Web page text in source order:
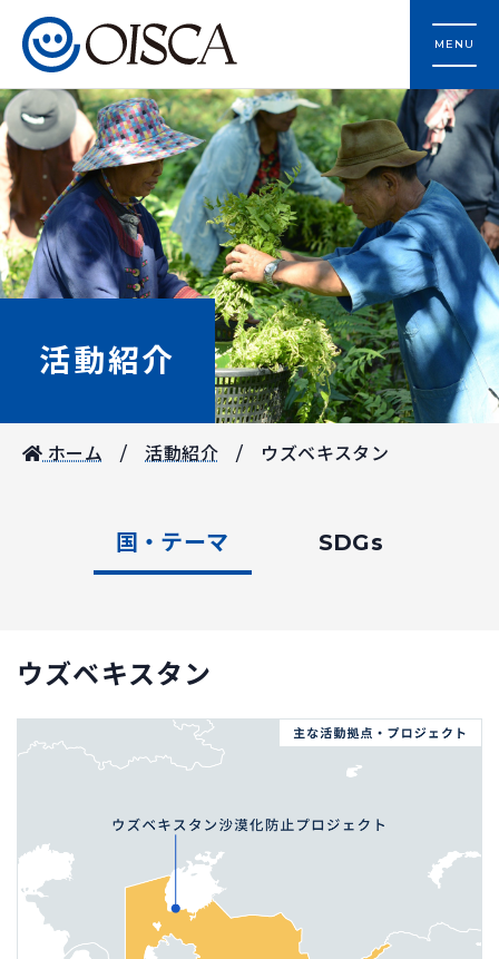
MENU
活動紹介
ホーム 活動紹介 ウズベキスタン
国・テーマ SDGs
ウズベキスタン